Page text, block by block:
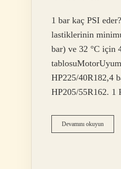
1 bar kaç PSI
lastiklerinin
bar) ve 32 °C için
HP225/40R182,4
HP205/55R162. 1
Devamını okuyun100
Psi